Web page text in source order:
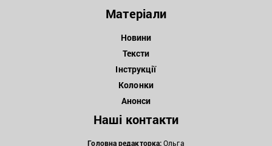
Матеріали
Новини
Тексти
Інструкції
Колонки
Анонси
Наші контакти
Головна редакторка:Ольга